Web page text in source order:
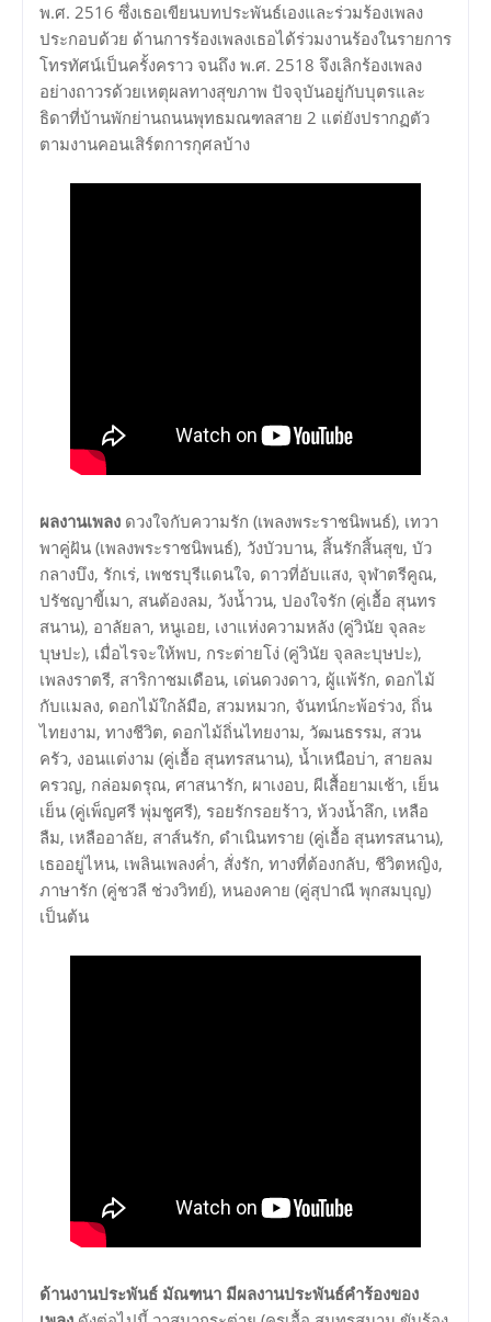
พ.ศ. 2516 ซึ่งเธอเขียนบทประพันธ์เองและร่วมร้องเพลง
ประกอบด้วย ด้านการร้องเพลงเธอได้ร่วมงานร้องในรายการ
โทรทัศน์เป็นครั้งคราว จนถึง พ.ศ. 2518 จึงเลิกร้องเพลง
อย่างถาวรด้วยเหตุผลทางสุขภาพ ปัจจุบันอยู่กับบุตรและ
ธิดาที่บ้านพักย่านถนนพุทธมณฑลสาย 2 แต่ยังปรากฏตัว
ตามงานคอนเสิร์ตการกุศลบ้าง
ผลงานเพลง ดวงใจกับความรัก (เพลงพระราชนิพนธ์), เทวา
พาคู่ฝัน (เพลงพระราชนิพนธ์), วังบัวบาน, สิ้นรักสิ้นสุข, บัว
กลางบึง, รักเร่, เพชรบุรีแดนใจ, ดาวที่อับแสง, จุฬาตรีคูณ,
ปรัชญาขี้เมา, สนต้องลม, วังน้ำวน, ปองใจรัก (คู่เอื้อ สุนทร
สนาน), อาลัยลา, หนูเอย, เงาแห่งความหลัง (คู่วินัย จุลละ
บุษปะ), เมื่อไรจะให้พบ, กระต่ายโง่ (คู่วินัย จุลละบุษปะ),
เพลงราตรี, สาริกาชมเดือน, เด่นดวงดาว, ผู้แพ้รัก, ดอกไม้
กับแมลง, ดอกไม้ใกล้มือ, สวมหมวก, จันทน์กะพ้อร่วง, ถิ่น
ไทยงาม, ทางชีวิต, ดอกไม้ถิ่นไทยงาม, วัฒนธรรม, สวน
ครัว, งอนแต่งาม (คู่เอื้อ สุนทรสนาน), น้ำเหนือบ่า, สายลม
ครวญ, กล่อมดรุณ, ศาสนารัก, ผาเงอบ, ผีเสื้อยามเช้า, เย็น
เย็น (คู่เพ็ญศรี พุ่มชูศรี), รอยรักรอยร้าว, ห้วงน้ำลึก, เหลือ
ลืม, เหลืออาลัย, สาส์นรัก, ดำเนินทราย (คู่เอื้อ สุนทรสนาน),
เธออยู่ไหน, เพลินเพลงค่ำ, สั่งรัก, ทางที่ต้องกลับ, ชีวิตหญิง,
ภาษารัก (คู่ชวลี ช่วงวิทย์), หนองคาย (คู่สุปาณี พุกสมบุญ)
เป็นต้น
ด้านงานประพันธ์ มัณฑนา มีผลงานประพันธ์คำร้องของ